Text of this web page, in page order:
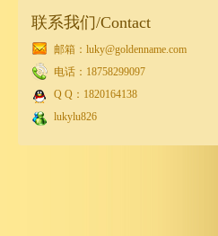
联系我们/Contact
邮箱：luky@goldenname.com
电话：18758299097
Q Q：1820164138
lukylu826